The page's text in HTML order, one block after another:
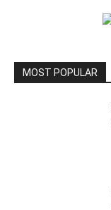
MOST POPULAR